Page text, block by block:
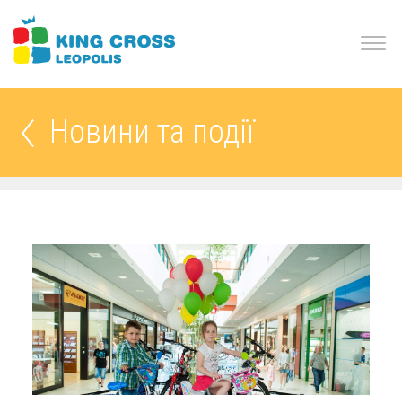
Новини та події